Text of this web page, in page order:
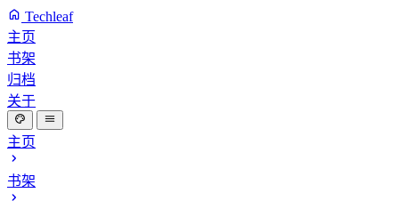
Techleaf
主页
书架
归档
关于
主页
书架